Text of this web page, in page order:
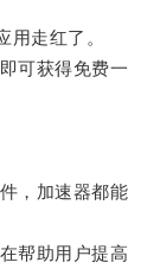
走红了。
可获得免费一
，加速器都能
帮助用户提高